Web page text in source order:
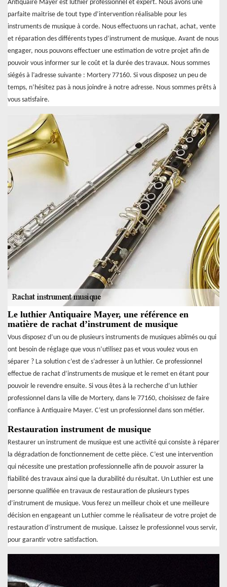
Antiquaire Mayer est luthier professionnel et expert. Nous avons une
parfaite maitrise de tout type d’intervention réalisable pour les
instruments de musique à corde. Nous effectuons un rachat, achat, vente
et réparation des différents types d’instrument de musique. Avant de nous
engager, nous pouvons effectuer une estimation de votre projet afin de
pouvoir vous informer sur le coût et la durée des travaux. Nous sommes
siégés à l’adresse suivante : Mortery 77160. Si vous disposez un peu de
temps, n’hésitez pas à nous joindre à notre adresse. Nous sommes prêts à
vous satisfaire.
Le luthier Antiquaire Mayer, une référence en
matière de rachat d’instrument de musique
Vous disposez d’un ou de plusieurs instruments de musiques abîmés ou qui
ont besoin de réglage que vous n’utilisez pas et vous voulez vous en
séparer ? La solution c’est de s’adresser à un luthier. Ce professionnel
effectue de rachat d’instruments de musique et le remet en étant pour
pouvoir le revendre ensuite. Si vous êtes à la recherche d’un luthier
professionnel dans la ville de Mortery, dans le 77160, choisissez de faire
confiance à Antiquaire Mayer. C’est un professionnel dans son métier.
Restauration instrument de musique
Restaurer un instrument de musique est une activité qui consiste à réparer
la dégradation de fonctionnement de cette pièce. C’est une intervention
qui nécessite une prestation professionnelle afin de pouvoir assurer la
fiabilité des travaux ainsi que la durabilité du résultat. Un Luthier est une
personne qualifiée en travaux de restauration de plusieurs types
d’instrument de musique. Vous ferez un meilleur choix et une meilleure
décision en engageant un Luthier comme le réalisateur de votre projet de
restauration d’instrument de musique. Laissez le professionnel vous servir,
pour garantir votre satisfaction.